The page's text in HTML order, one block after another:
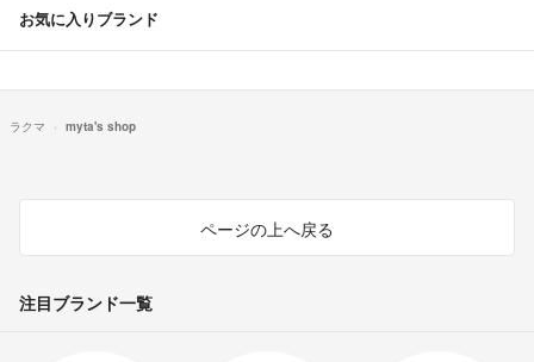
お気に入りブランド
ラクマ myta's shop
ページの上へ戻る
注目ブランド一覧